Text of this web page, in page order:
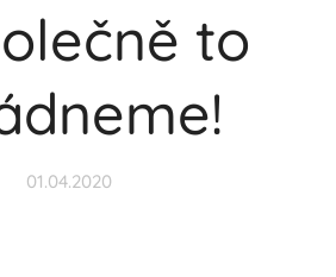
to
01.04.2020